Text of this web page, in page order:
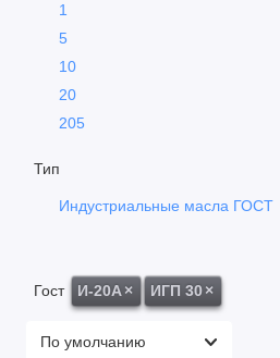
1
5
10
20
205
Тип
Индустриальные масла ГОСТ
Гост И-20А × ИГП 30 ×